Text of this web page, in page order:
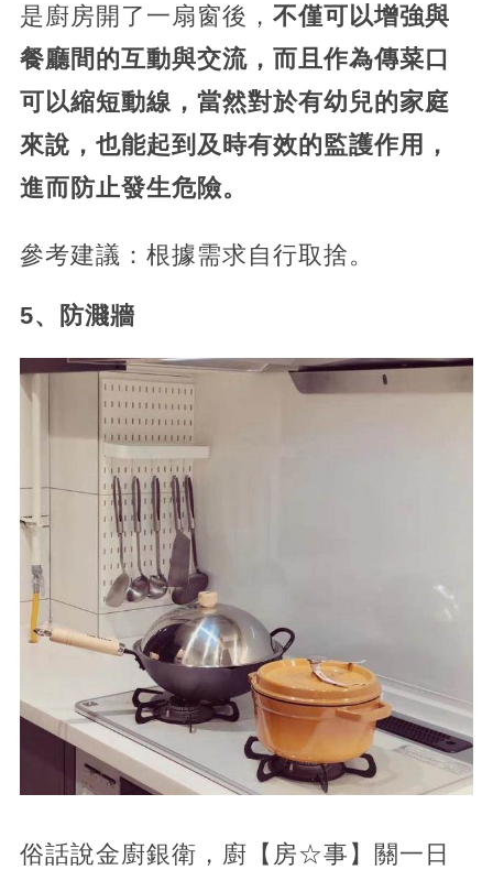
是廚房開了一扇窗後， 不僅可以增強與
餐廳間的互動與交流，而且作為傳菜口
可以縮短動線，當然對於有幼兒的家庭
來說，也能起到及時有效的監護作用，
進而防止發生危險。
參考建議：根據需求自行取捨。
5、防濺牆
俗話說金廚銀衛，廚【房☆事】關一日